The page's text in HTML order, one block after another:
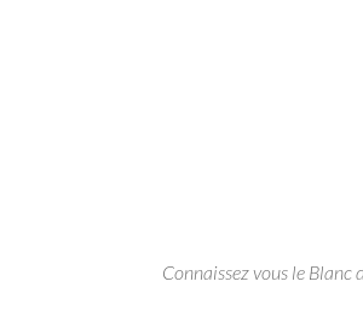
Connaissez vous le Blanc